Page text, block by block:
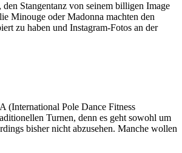
Stangentanz von seinem billigen Image
Minouge oder Madonna machten den
zu haben und Instagram-Fotos an der
(International Pole Dance Fitness
Turnen, denn es geht sowohl um
bisher nicht abzusehen. Manche wollen